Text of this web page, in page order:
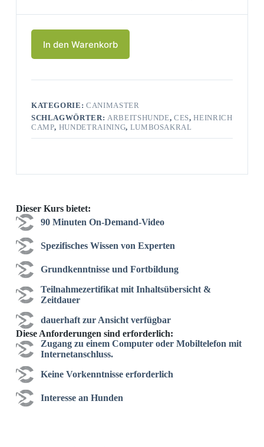
In den Warenkorb
KATEGORIE:CANIMASTER
SCHLAGWÖRTER: ARBEITSHUNDE,CES,HEINRICH
CAMP, HUNDETRAINING, LUMBOSAKRAL
Dieser Kurs bietet:
90 Minuten On-Demand-Video
Spezifisches Wissen von Experten
Grundkenntnisse und Fortbildung
Teilnahmezertifikat mit Inhaltsübersicht &
Zeitdauer
dauerhaft zur Ansicht verfügbar
Diese Anforderungen sind erforderlich:
Zugang zu einem Computer oder Mobiltelefon mit
Internetanschluss.
Keine Vorkenntnisse erforderlich
Interesse an Hunden